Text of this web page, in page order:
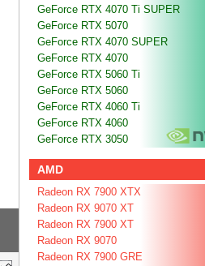
GeForce RTX 4070 Ti SUPER
GeForce RTX 5070
GeForce RTX 4070 SUPER
GeForce RTX 4070
GeForce RTX 5060 Ti
GeForce RTX 5060
GeForce RTX 4060 Ti
GeForce RTX 4060
GeForce RTX 3050
AMD
Radeon RX 7900 XTX
Radeon RX 9070 XT
Radeon RX 7900 XT
Radeon RX 9070
Radeon RX 7900 GRE